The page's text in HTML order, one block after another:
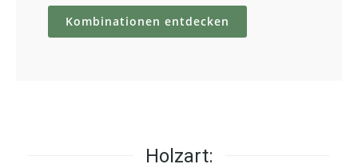
Kombinationen entdecken
Holzart: